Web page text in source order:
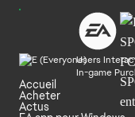
Users
In-game
Accueil
Acheter
Actus